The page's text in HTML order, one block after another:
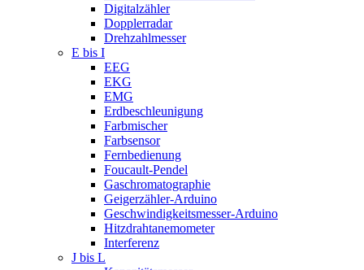
Digitalzähler
Dopplerradar
Drehzahlmesser
E bis I
EEG
EKG
EMG
Erdbeschleunigung
Farbmischer
Farbsensor
Fernbedienung
Foucault-Pendel
Gaschromatographie
Geigerzähler-Arduino
Geschwindigkeitsmesser-Arduino
Hitzdrahtanemometer
Interferenz
J bis L